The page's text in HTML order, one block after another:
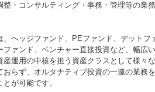
整・コンサルティング・事務・管理等の業
ヘッジファンド、PEファンド、デットフ
ファンド、ベンチャー直接投資など、幅広
運用の中核を担う資産クラスとして様々
らず、オルタナティブ投資の一連の業務
が可能です。